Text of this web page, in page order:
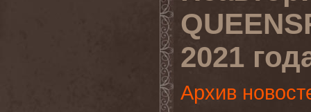
2021
Архив